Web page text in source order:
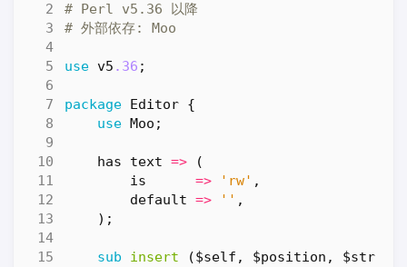
# Perl v5.36 以降
# 外部依存: Moo
use v5 .36 ;
package Editor {
use
Moo ;
has text =>
(
is
=> 'rw' ,
default => '' ,
);
sub insert
($self, $position,